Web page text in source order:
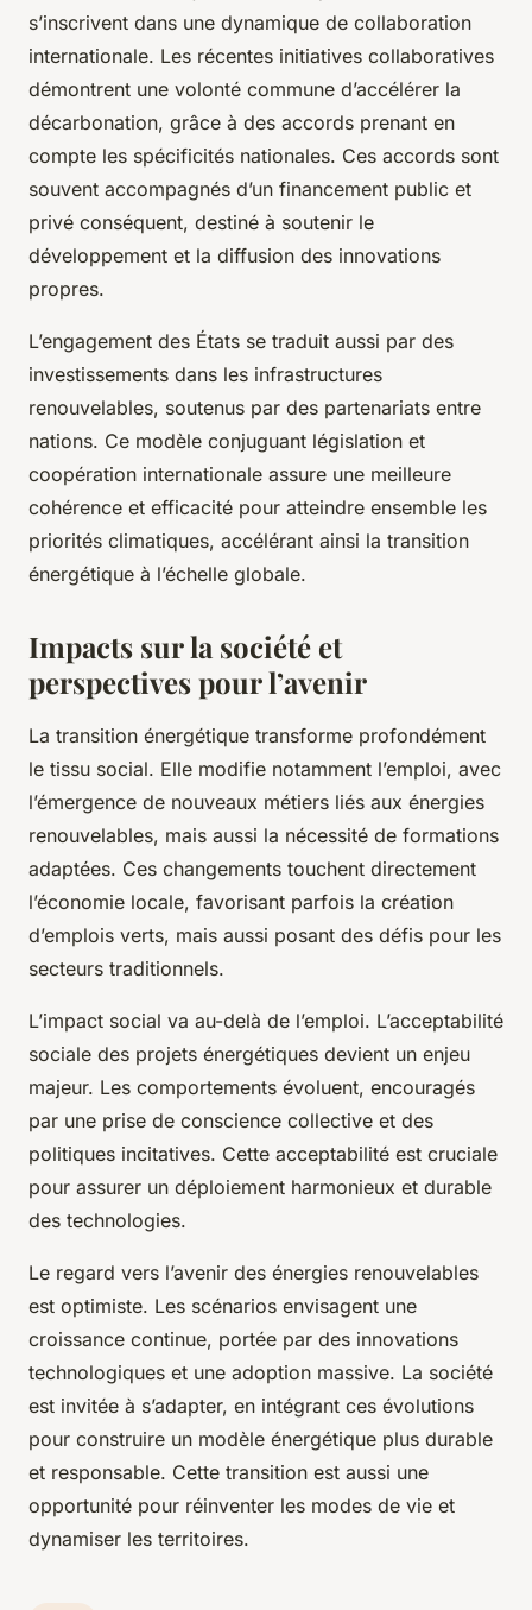
s’inscrivent dans une dynamique de collaboration
internationale. Les récentes initiatives collaboratives
démontrent une volonté commune d’accélérer la
décarbonation, grâce à des accords prenant en
compte les spécificités nationales. Ces accords sont
souvent accompagnés d’un financement public et
privé conséquent, destiné à soutenir le
développement et la diffusion des innovations
propres.
L’engagement des États se traduit aussi par des
investissements dans les infrastructures
renouvelables, soutenus par des partenariats entre
nations. Ce modèle conjuguant législation et
coopération internationale assure une meilleure
cohérence et efficacité pour atteindre ensemble les
priorités climatiques, accélérant ainsi la transition
énergétique à l’échelle globale.
Impacts sur la société et
perspectives pour l’avenir
La transition énergétique transforme profondément
le tissu social. Elle modifie notamment l’emploi, avec
l’émergence de nouveaux métiers liés aux énergies
renouvelables, mais aussi la nécessité de formations
adaptées. Ces changements touchent directement
l’économie locale, favorisant parfois la création
d’emplois verts, mais aussi posant des défis pour les
secteurs traditionnels.
L’impact social va au-delà de l’emploi. L’acceptabilité
sociale des projets énergétiques devient un enjeu
majeur. Les comportements évoluent, encouragés
par une prise de conscience collective et des
politiques incitatives. Cette acceptabilité est cruciale
pour assurer un déploiement harmonieux et durable
des technologies.
Le regard vers l’avenir des énergies renouvelables
est optimiste. Les scénarios envisagent une
croissance continue, portée par des innovations
technologiques et une adoption massive. La société
est invitée à s’adapter, en intégrant ces évolutions
pour construire un modèle énergétique plus durable
et responsable. Cette transition est aussi une
opportunité pour réinventer les modes de vie et
dynamiser les territoires.